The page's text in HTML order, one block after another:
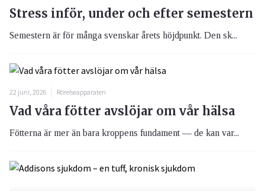
Stress inför, under och efter semestern
Semestern är för många svenskar årets höjdpunkt. Den sk...
22 juni, 2026 Rörelseapparaten
Vad våra fötter avslöjar om vår hälsa
Fötterna är mer än bara kroppens fundament — de kan var...